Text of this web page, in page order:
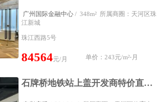
广州国际金融中心 / 348m² 所属商圈：天河区珠
江新城
珠江西路5号
84564元/月 单价：243元/m²⋅月
石牌桥地铁站上盖开发商特价直租精装修51实用格局